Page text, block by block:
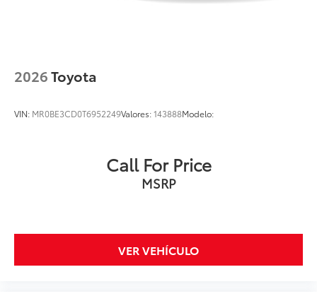
2026Toyota
VIN: MR0BE3CD0T6952249Valores:143888Modelo:
Call For Price
MSRP
VER VEHÍCULO